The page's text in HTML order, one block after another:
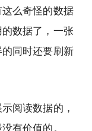
么奇怪的数据
数据了，一张
同时还要刷新
阅读数据的，
有价值的。